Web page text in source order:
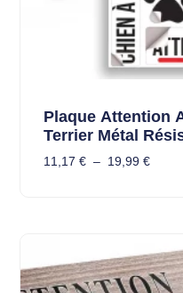
Plaque Attention
Terrier Métal
11,17 € – 19,99 €